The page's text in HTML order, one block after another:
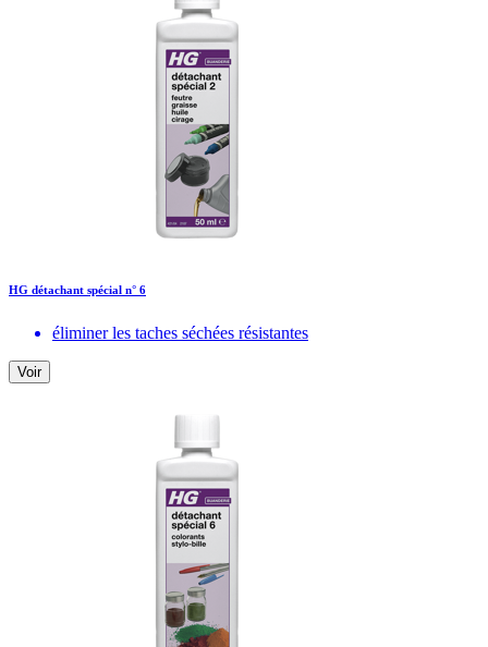
HG détachant spécial n° 6
éliminer les taches séchées résistantes
Voir